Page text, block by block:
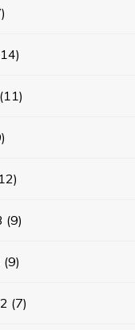
(11)
(9)
(9)
(7)